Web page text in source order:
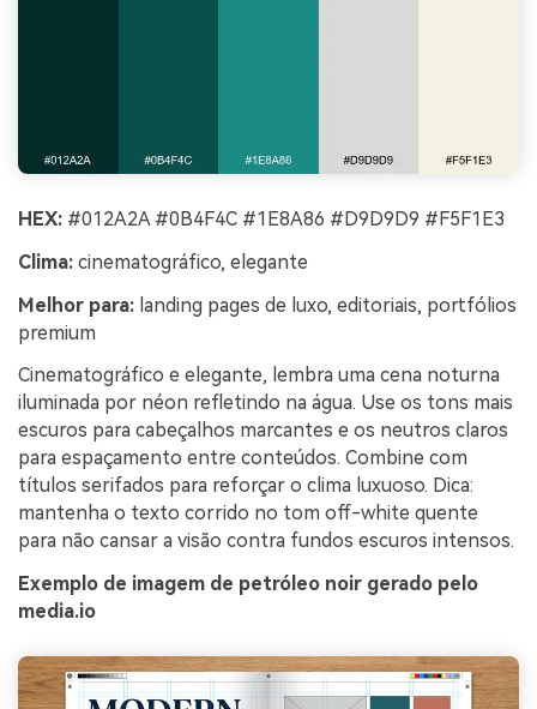
HEX: #012A2A #0B4F4C #1E8A86 #D9D9D9 #F5F1E3
Clima: cinematográfico, elegante
Melhor para: landing pages de luxo, editoriais, portfólios
premium
Cinematográfico e elegante, lembra uma cena noturna
iluminada por néon refletindo na água. Use os tons mais
escuros para cabeçalhos marcantes e os neutros claros
para espaçamento entre conteúdos. Combine com
títulos serifados para reforçar o clima luxuoso. Dica:
mantenha o texto corrido no tom off-white quente
para não cansar a visão contra fundos escuros intensos.
Exemplo de imagem de petróleo noir gerado pelo
media.io